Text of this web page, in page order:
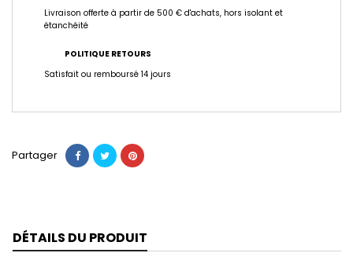
Livraison offerte à partir de 500 € d'achats, hors isolant et
étanchéité
POLITIQUE RETOURS
Satisfait ou remboursé 14 jours
Partager
DÉTAILS DU PRODUIT